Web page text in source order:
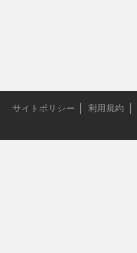
サイトポリシー 利用規約